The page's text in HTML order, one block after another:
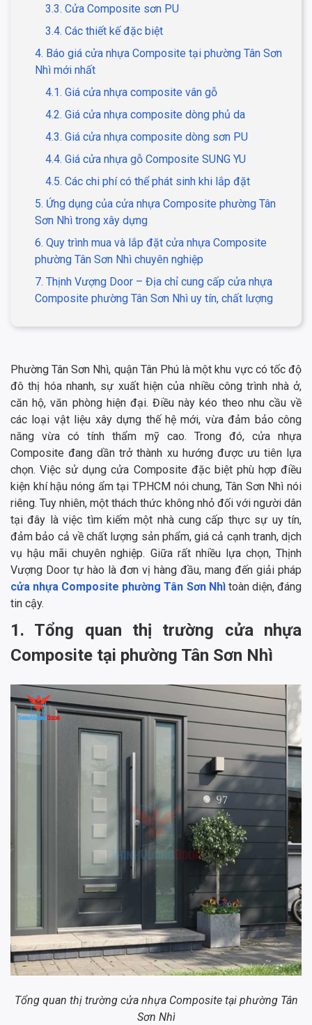
3.3. Cửa Composite sơn PU
3.4. Các thiết kế đặc biệt
4. Báo giá cửa nhựa Composite tại phường Tân Sơn
Nhì mới nhất
4.1. Giá cửa nhựa composite vân gỗ
4.2. Giá cửa nhựa composite dòng phủ da
4.3. Giá cửa nhựa composite dòng sơn PU
4.4. Giá cửa nhựa gỗ Composite SUNG YU
4.5. Các chi phí có thể phát sinh khi lắp đặt
5. Ứng dụng của cửa nhựa Composite phường Tân
Sơn Nhì trong xây dựng
6. Quy trình mua và lắp đặt cửa nhựa Composite
phường Tân Sơn Nhì chuyên nghiệp
7. Thịnh Vượng Door – Địa chỉ cung cấp cửa nhựa
Composite phường Tân Sơn Nhì uy tín, chất lượng
Phường Tân Sơn Nhì, quận Tân Phú là một khu vực có tốc độ
đô thị hóa nhanh, sự xuất hiện của nhiều công trình nhà ở,
căn hộ, văn phòng hiện đại. Điều này kéo theo nhu cầu về
các loại vật liệu xây dựng thế hệ mới, vừa đảm bảo công
năng vừa có tính thẩm mỹ cao. Trong đó, cửa nhựa
Composite đang dần trở thành xu hướng được ưu tiên lựa
chọn. Việc sử dụng cửa Composite đặc biệt phù hợp điều
kiện khí hậu nóng ẩm tại TP.HCM nói chung, Tân Sơn Nhì nói
riêng. Tuy nhiên, một thách thức không nhỏ đối với người dân
tại đây là việc tìm kiếm một nhà cung cấp thực sự uy tín,
đảm bảo cả về chất lượng sản phẩm, giá cả cạnh tranh, dịch
vụ hậu mãi chuyên nghiệp. Giữa rất nhiều lựa chọn, Thịnh
Vượng Door tự hào là đơn vị hàng đầu, mang đến giải pháp
cửa nhựa Composite phường Tân Sơn Nhìtoàn diện, đáng
tin cậy.
1. Tổng quan thị trường cửa nhựa
Composite tại phường Tân Sơn Nhì
Tổng quan thị trường cửa nhựa Composite tại phường Tân
Sơn Nhì